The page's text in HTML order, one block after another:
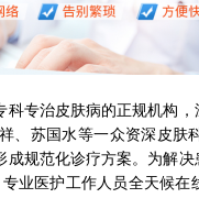
专治皮肤病的正规机构，
、苏国水等一众资深皮肤
规范化诊疗方案。为解
专业医护工作人员全天候